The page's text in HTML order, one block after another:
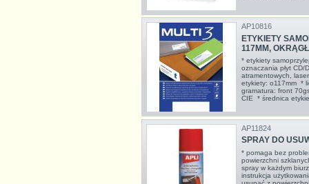
AP10816
ETYKIETY
117MM,
* etykiety
oznaczania płyt CD/
atramentowych,
etykiety: o117mm *
gramatura: front
CIE * średnica
AP11824
SPRAY DO
* pomaga bez
powierzchni
spray w każdym
instrukcja